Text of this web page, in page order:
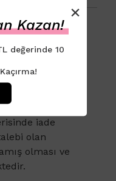
için
iade
olan
olması ve
×
Kazan!
değerinde 10